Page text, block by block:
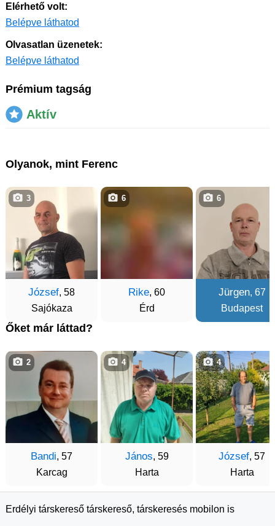
Elérhető volt:
Belépve láthatod
Olvasatlan üzenetek:
Belépve láthatod
Prémium tagság
Aktív
Olyanok, mint Ferenc
József, 58
Sajókaza
3
Rike, 60
Érd
6
Jürgen, 67
Budapest
6
Őket már láttad?
Bandi, 57
Karcag
2
János, 59
Harta
4
József, 57
Harta
4
Erdélyi társkereső társkereső, társkeresés mobilon is